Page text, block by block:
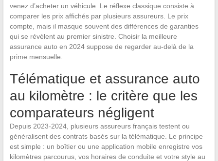
venez d’acheter un véhicule. Le réflexe classique consiste à
comparer les prix affichés par plusieurs assureurs. Le prix
compte, mais il masque souvent des différences de garanties
qui se révèlent au premier sinistre. Choisir la meilleure
assurance auto en 2024 suppose de regarder au-delà de la
prime mensuelle.
Télématique et assurance auto
au kilomètre : le critère que les
comparateurs négligent
Depuis 2023-2024, plusieurs assureurs français testent ou
généralisent des contrats basés sur la télématique. Le principe
est simple : un boîtier ou une application mobile enregistre vos
kilomètres parcourus, vos horaires de conduite et votre style au